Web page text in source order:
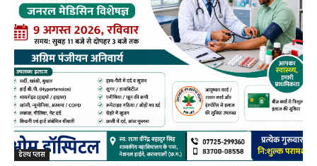
हेल्थ प्लस